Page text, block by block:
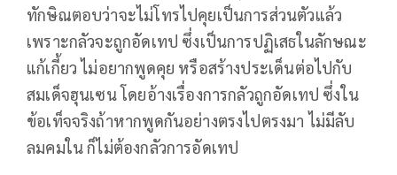
ทักษิณตอบว่าจะไม่โทรไปคุยเป็นการส่วนตัวแล้ว
เพราะกลัวจะถูกอัดเทป ซึ่งเป็นการปฏิเสธในลักษณะ
แก้เกี้ยว ไม่อยากพูดคุย หรือสร้างประเด็นต่อไปกับ
สมเด็จฮุนเซน โดยอ้างเรื่องการกลัวถูกอัดเทป ซึ่งใน
ข้อเท็จจริงถ้าหากพูดกันอย่างตรงไปตรงมา ไม่มีลับ
ลมคมใน ก็ไม่ต้องกลัวการอัดเทป